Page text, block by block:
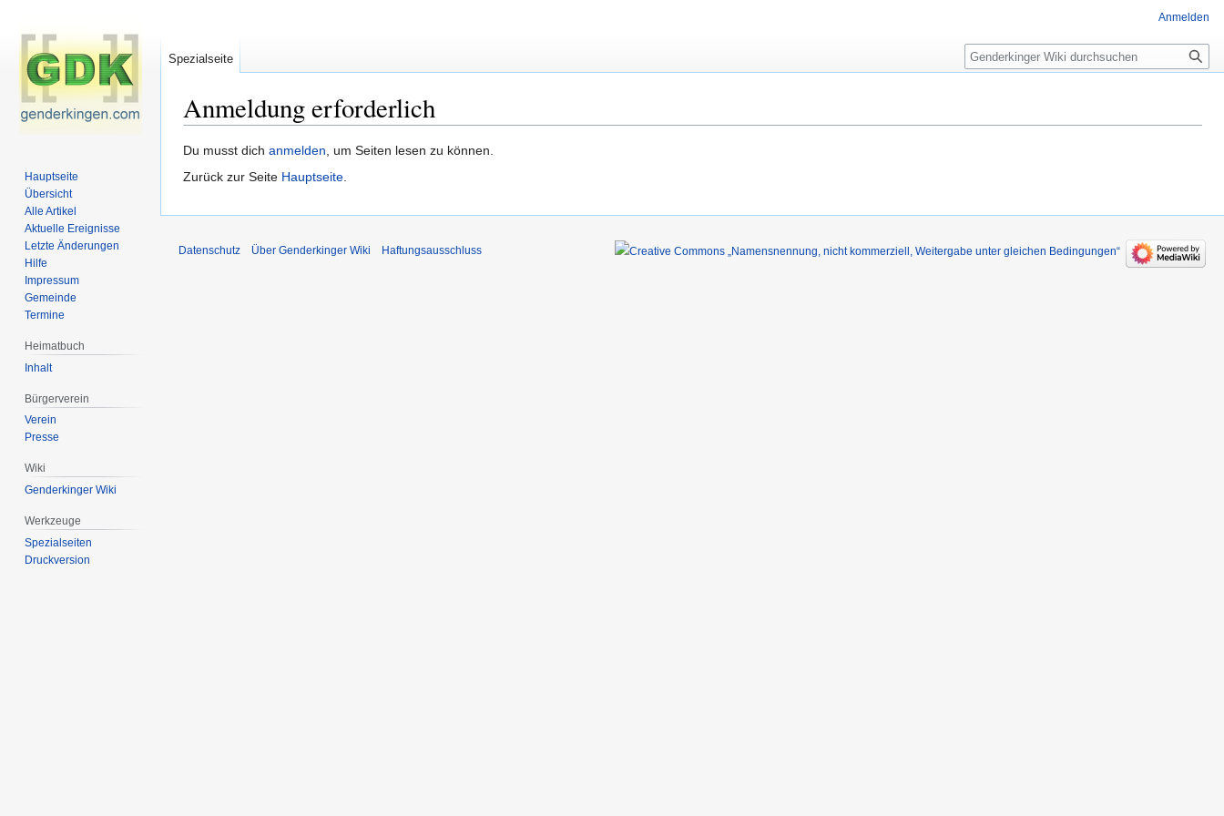
Anmeldung erforderlich
Zur
Navigation
Zur
Suche
Du musst dich anmelden, um Seiten lesen zu können.
Zurück zur Seite Hauptseite.
Anmelden
Spezialseite
Hauptseite
Übersicht
Alle Artikel
Aktuelle Ereignisse
Letzte Änderungen
Hilfe
Impressum
Gemeinde
Termine
Heimatbuch
Inhalt
Bürgerverein
Verein
Presse
Wiki
Genderkinger Wiki
Werkzeuge
Spezialseiten
Druckversion
Datenschutz Über Genderkinger Wiki Haftungsausschluss